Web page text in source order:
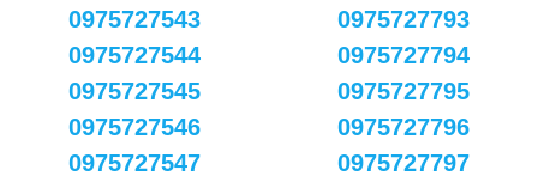
0975727543
0975727544
0975727545
0975727546
0975727547
0975727793
0975727794
0975727795
0975727796
0975727797